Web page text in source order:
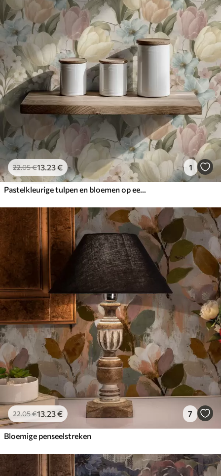
22.05€13.23€ 1
Pastelkleurige tulpen en bloemen op een licht gebarsten achtergrond
22.05€13.23€ 7
Bloemige penseelstreken